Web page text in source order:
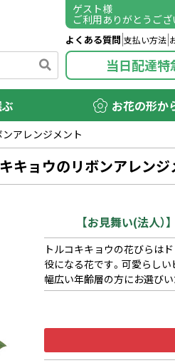
ゲスト様
ご利用ありがとうござ
よくある質問 支払い方法
当日配達特
お花の形か
ンアレンジメント
キョウのリボンアレンジ
【お見舞い(法人
トルコキキョウの花びらは
役になる花です。可愛らしい
幅広い年齢層の方にお選び